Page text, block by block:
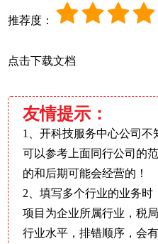
推荐度：
点击下载文档
友情提示：
1、开科技服务中心公司
可以参考上面同行公司的
的和后期可能会经营的！
2、填写多个行业的业务
项目为企业所属行业，税
行业水平，排错顺序，会有